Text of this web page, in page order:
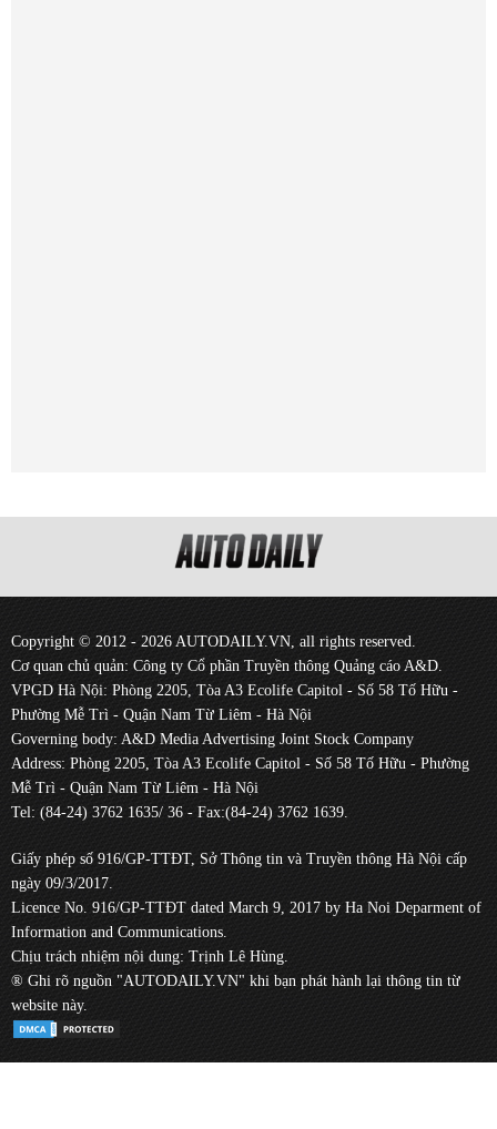
Copyright © 2012 - 2026 AUTODAILY.VN, all rights reserved.
Cơ quan chủ quản: Công ty Cổ phần Truyền thông Quảng cáo A&D.
VPGD Hà Nội: Phòng 2205, Tòa A3 Ecolife Capitol - Số 58 Tố Hữu -
Phường Mễ Trì - Quận Nam Từ Liêm - Hà Nội
Governing body: A&D Media Advertising Joint Stock Company
Address: Phòng 2205, Tòa A3 Ecolife Capitol - Số 58 Tố Hữu - Phường
Mễ Trì - Quận Nam Từ Liêm - Hà Nội
Tel: (84-24) 3762 1635/ 36 - Fax:(84-24) 3762 1639.
Giấy phép số 916/GP-TTĐT, Sở Thông tin và Truyền thông Hà Nội cấp
ngày 09/3/2017.
Licence No. 916/GP-TTĐT dated March 9, 2017 by Ha Noi Deparment of
Information and Communications.
Chịu trách nhiệm nội dung: Trịnh Lê Hùng.
® Ghi rõ nguồn "AUTODAILY.VN" khi bạn phát hành lại thông tin từ
website này.